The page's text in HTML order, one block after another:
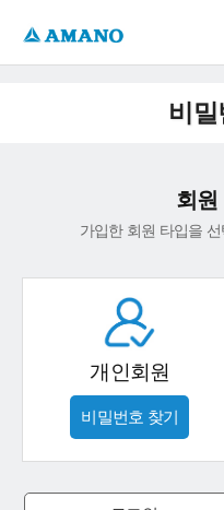
비밀
회원
가입한 회원 타입을
개인회원
비밀번호 찾기